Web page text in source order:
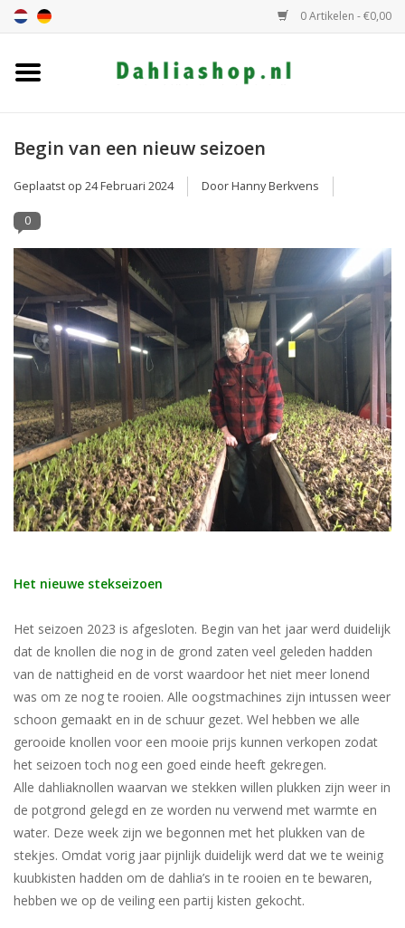
0 Artikelen - €0,00
Dahlia assortiment
Dahlia hoogte
Dahlia kleur
Dahlia Groep
Cadeaubon
Blog
Begin van een nieuw seizoen
Geplaatst op 24 Februari 2024 Door Hanny Berkvens
0
Het nieuwe stekseizoen
Het seizoen 2023 is afgesloten. Begin van het jaar werd duidelijk
dat de knollen die nog in de grond zaten veel geleden hadden
van de nattigheid en de vorst waardoor het niet meer lonend
was om ze nog te rooien. Alle oogstmachines zijn intussen weer
schoon gemaakt en in de schuur gezet. Wel hebben we alle
gerooide knollen voor een mooie prijs kunnen verkopen zodat
het seizoen toch nog een goed einde heeft gekregen.
Alle dahliaknollen waarvan we stekken willen plukken zijn weer in
de potgrond gelegd en ze worden nu verwend met warmte en
water. Deze week zijn we begonnen met het plukken van de
stekjes. Omdat vorig jaar pijnlijk duidelijk werd dat we te weinig
kuubkisten hadden om de dahlia’s in te rooien en te bewaren,
hebben we op de veiling een partij kisten gekocht.